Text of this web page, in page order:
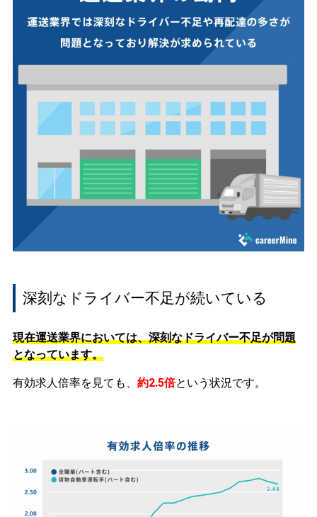
深刻なドライバー不足が続いている
現在運送業界においては、深刻なドライバー不足が問題
となっています。
有効求人倍率を見ても、 約2.5倍という状況です。